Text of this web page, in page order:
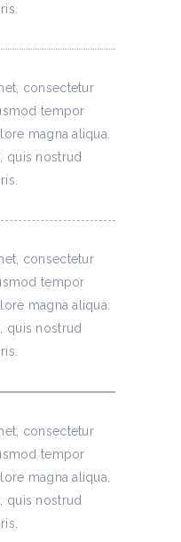
consectetur
tempor
magna aliqua.
quis nostrud
consectetur
tempor
magna aliqua.
quis nostrud
consectetur
tempor
magna aliqua.
quis nostrud